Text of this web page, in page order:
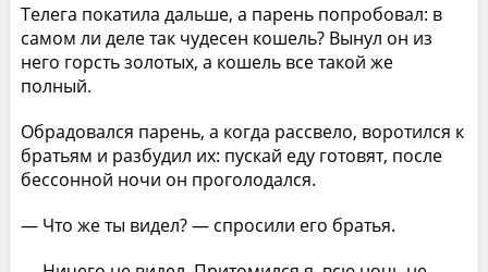
Телега покатила дальше, а парень попробовал: в
самом ли деле так чудесен кошель? Вынул он из
него горсть золотых, а кошель все такой же
полный.
Обрадовался парень, а когда рассвело, воротился к
братьям и разбудил их: пускай еду готовят, после
бессонной ночи он проголодался.
— Что же ты видел? — спросили его братья.